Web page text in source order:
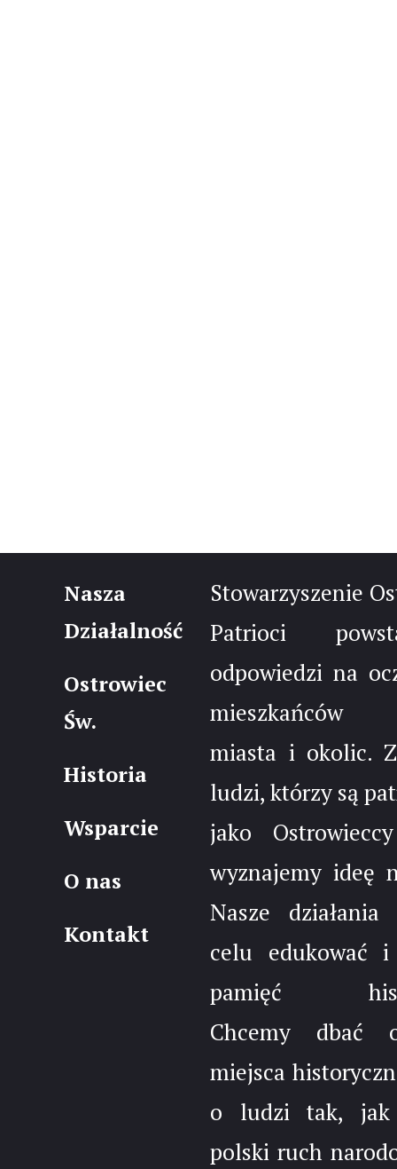
Nasza
Działalność
Ostrowiec
Św.
Historia
Wsparcie
O nas
Kontakt
Stowarzyszenie
Patrioci
odpowiedzi na
mieszkańców
miasta i okolic.
ludzi, którzy są
jako
wyznajemy ideę
Nasze
celu edukować
pamięć
Chcemy dbać
miejsca
o ludzi tak, jak
polski ruch